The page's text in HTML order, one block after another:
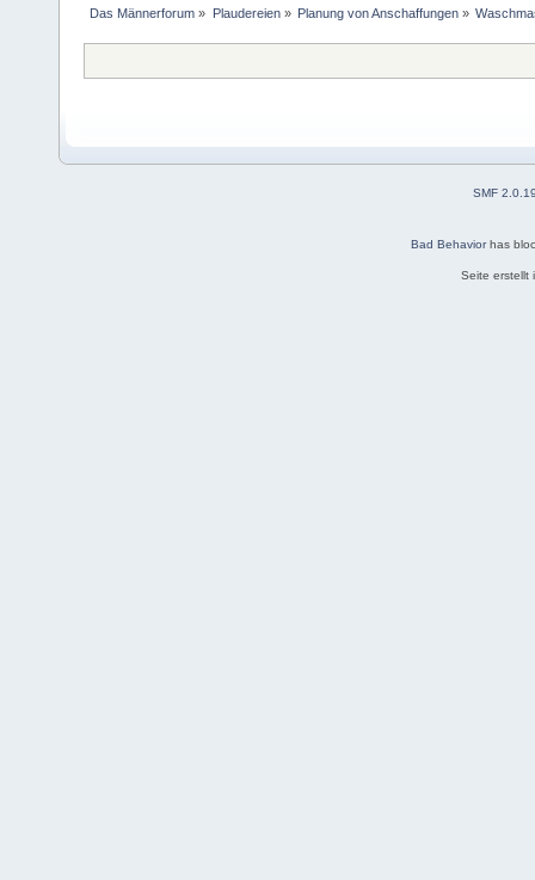
Das Männerforum » Plaudereien» Planung von Anschaffungen»
SMF
Bad Behaviorhas
Seite erstellt